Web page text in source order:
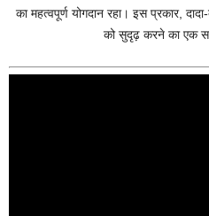
का महत्वपूर्ण योगदान रहा। इस प्रकार,
को सुदृढ़ करने का एक